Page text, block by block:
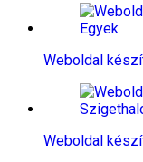
Weboldal
Weboldal